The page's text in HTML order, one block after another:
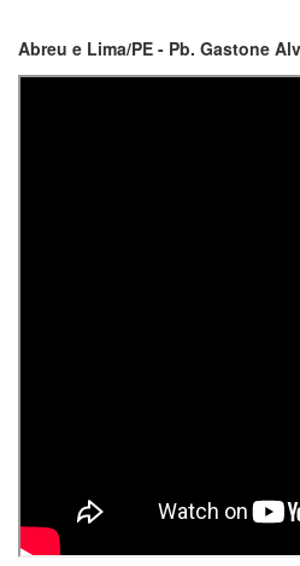
Abreu e Lima/PE - Pb. Gastone